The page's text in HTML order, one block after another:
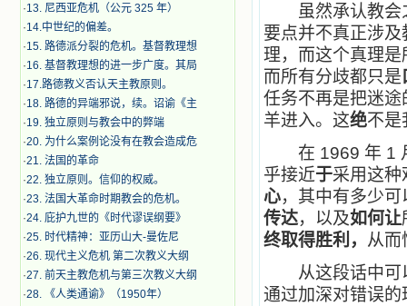
·13. 尼西亚危机（公元 325 年）
·14.中世纪的偏差。
·15. 路德派分裂的危机。基督教理想
·16. 基督教理想的进一步广度。其局
·17.路德教义否认天主教原则。
·18. 路德的异端邪说，续。诏谕《主
·19. 独立原则与教会中的弊端
·20. 为什么案例论没有在教会造成危
·21. 法国的革命
·22. 独立原则。信仰的权威。
·23. 法国大革命时期教会的危机。
·24. 庇护九世的《时代谬误纲要》
·25. 时代精神：亚历山大-曼佐尼
·26. 现代主义危机 第二次教义大纲
·27. 前天主教危机与第三次教义大纲
·28. 《人类通谕》（1950年）
虽然承认教会之
要点并不真正涉
理，而这个真理
而所有分歧都只是
任务不再是把迷
羊进入。这绝不是
在 1969 年 1 月
乎接近于采用这种
心，其中有多少
传达，以及如何让
终取得胜利， 从而
从这段话中可
通过加深对错误